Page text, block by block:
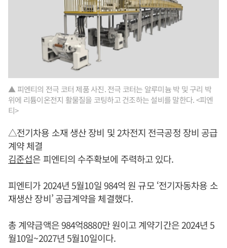
▲ 피엔티의 전극 코터 제품 사진. 전극 코터는 알루미늄 박 및 구리 박
위에 리튬이온전지 활물질을 코팅하고 건조하는 설비를 말한다. <피엔
티>
△전기차용 소재 생산 장비 및 2차전지 전극공정 장비 공급
계약 체결
김준섭은 피엔티의 수주확보에 주력하고 있다.
피엔티가 2024년 5월10일 984억 원 규모 ‘전기자동차용 소
재생산 장비’ 공급계약을 체결했다.
총 계약금액은 984억8880만 원이고 계약기간은 2024년 5
월10일~2027년 5월10일이다.